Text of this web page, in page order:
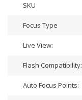
SKU
Focus Type
Live View:
Flash Compatibility:
Auto Focus Points: